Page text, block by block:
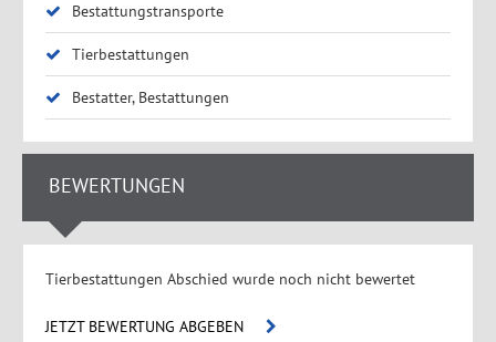
Bestattungstransporte
Tierbestattungen
Bestatter, Bestattungen
BEWERTUNGEN
Tierbestattungen Abschied wurde noch nicht bewertet
JETZT BEWERTUNG ABGEBEN